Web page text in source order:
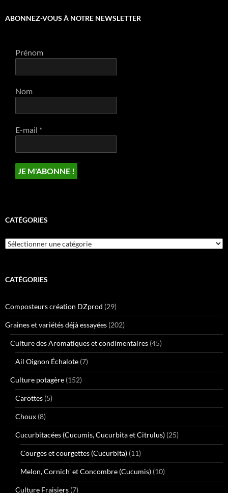
ABONNEZ-VOUS À NOTRE NEWSLETTER
Prénom
Nom
E-mail *
CATÉGORIES
Catégories
CATÉGORIES
Composteurs création DZprod (29)
Graines et variétés déjà essayées (202)
Culture des Aromatiques et condimentaires (45)
Ail Oignon Échalote (7)
Culture potagère (152)
Carottes (5)
Choux (8)
Cucurbitacées (Cucumis, Cucurbita et Citrulus) (25)
Courges et courgettes (Cucurbita) (11)
Melon, Cornich' et Concombre (Cucumis) (10)
Culture Fraisiers (7)